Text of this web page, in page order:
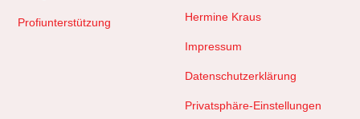
Profiunterstützung Hermine Kraus
Impressum
Datenschutzerklärung
Privatsphäre-Einstellungen